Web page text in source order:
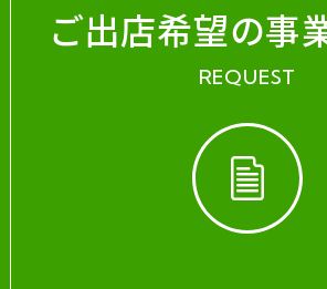
ご出店希望の事
REQUEST